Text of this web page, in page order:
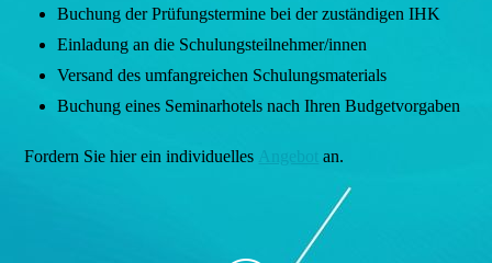
Buchung der Prüfungstermine bei der zuständigen IHK
Einladung an die Schulungsteilnehmer/innen
Versand des umfangreichen Schulungsmaterials
Buchung eines Seminarhotels nach Ihren Budgetvorgaben
Fordern Sie hier ein individuelles Angebot an.